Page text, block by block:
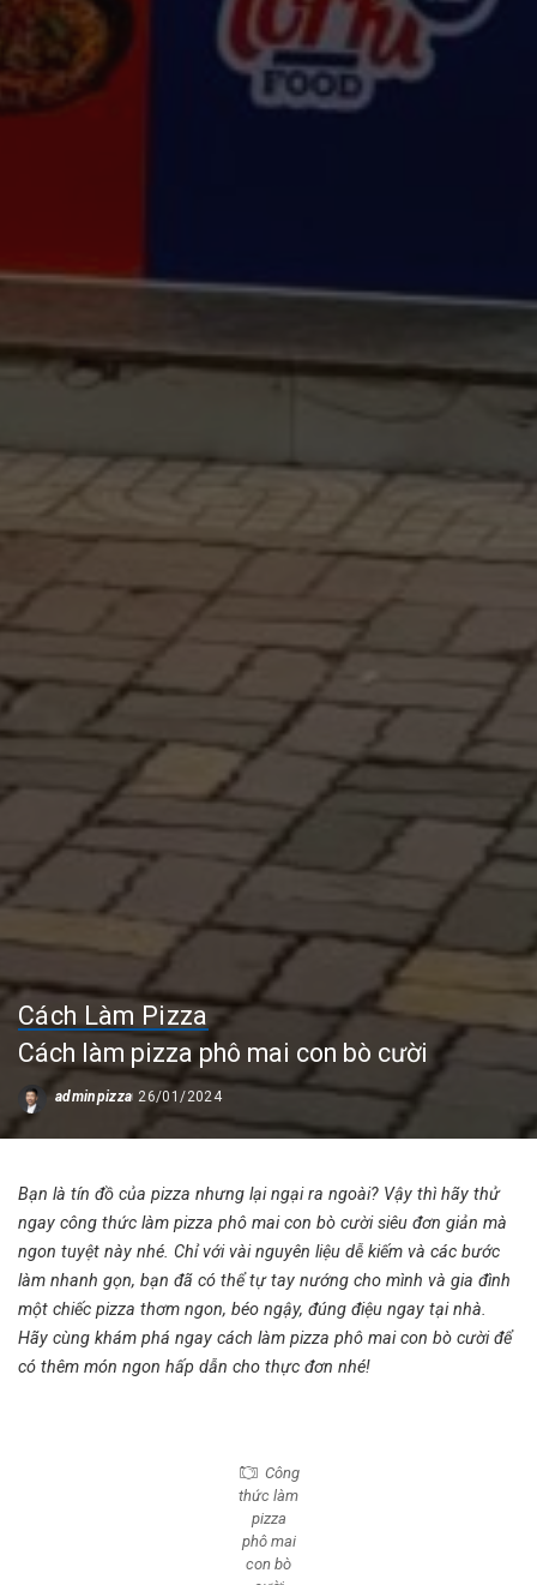
Cách Làm Pizza
Cách làm pizza phô mai con bò cười
Posted
adminpizza 26/01/2024
Bạn là tín đồ của pizza nhưng lại ngại ra ngoài? Vậy thì hãy thử
ngay công thức làm pizza phô mai con bò cười siêu đơn giản mà
ngon tuyệt này nhé. Chỉ với vài nguyên liệu dễ kiếm và các bước
làm nhanh gọn, bạn đã có thể tự tay nướng cho mình và gia đình
một chiếc pizza thơm ngon, béo ngậy, đúng điệu ngay tại nhà.
Hãy cùng khám phá ngay cách làm pizza phô mai con bò cườiđể
có thêm món ngon hấp dẫn cho thực đơn nhé!
Công
thức làm
pizza
phô mai
con bò